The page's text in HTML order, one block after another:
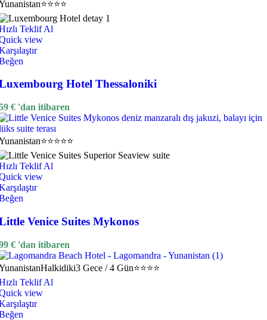
⭐⭐⭐⭐
Teklif Al
view
Hotel Thessaloniki
€ 'dan itibaren
⭐⭐⭐⭐⭐
Teklif Al
view
Venice Suites Mykonos
€ 'dan itibaren
Halkidiki3 Gece / 4 Gün⭐⭐⭐⭐
Teklif Al
view